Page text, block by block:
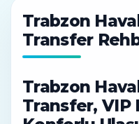
Trabzon
Transfer
Trabzon
Transfer, VIP